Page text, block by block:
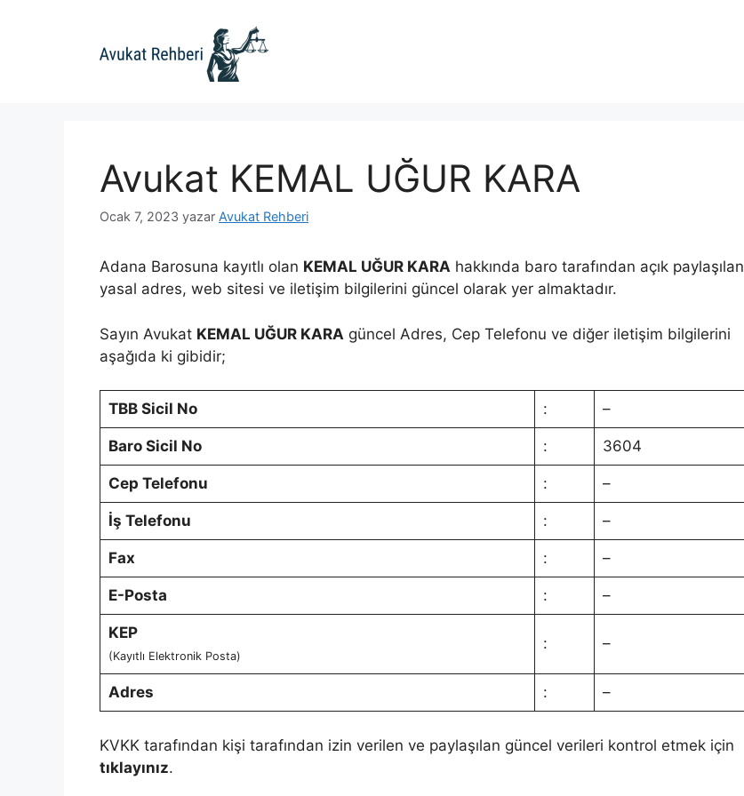
Avukat KEMAL UĞUR KARA
Ocak 7, 2023 yazar Avukat Rehberi
Adana Barosuna kayıtlı olan KEMAL UĞUR KARA hakkında baro tarafından açık paylaşılan
yasal adres, web sitesi ve iletişim bilgilerini güncel olarak yer almaktadır.
Sayın Avukat KEMAL UĞUR KARA güncel Adres, Cep Telefonu ve diğer iletişim bilgilerini
aşağıda ki gibidir;
TBB Sicil No : –
Baro Sicil No : 3604
Cep Telefonu : –
İş Telefonu : –
Fax : –
E-Posta : –
KEP
(Kayıtlı Elektronik Posta)
: –
Adres : –
KVKK tarafından kişi tarafından izin verilen ve paylaşılan güncel verileri kontrol etmek için
tıklayınız.